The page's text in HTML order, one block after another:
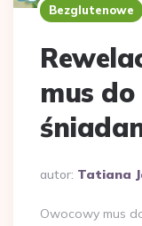
Bezglutenowe
mus
Dodane
autor: Tatiana
Owocowy mus